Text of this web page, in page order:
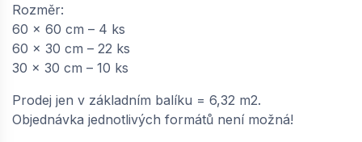
Rozměr:
60 x 60 cm – 4 ks
60 x 30 cm – 22 ks
30 x 30 cm – 10 ks
Prodej jen v základním balíku = 6,32 m2.
Objednávka jednotlivých formátů není možná!